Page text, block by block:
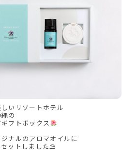
いリゾートホテル
の
フトボックス
ナルのアロマオイルに
ットしました⛱